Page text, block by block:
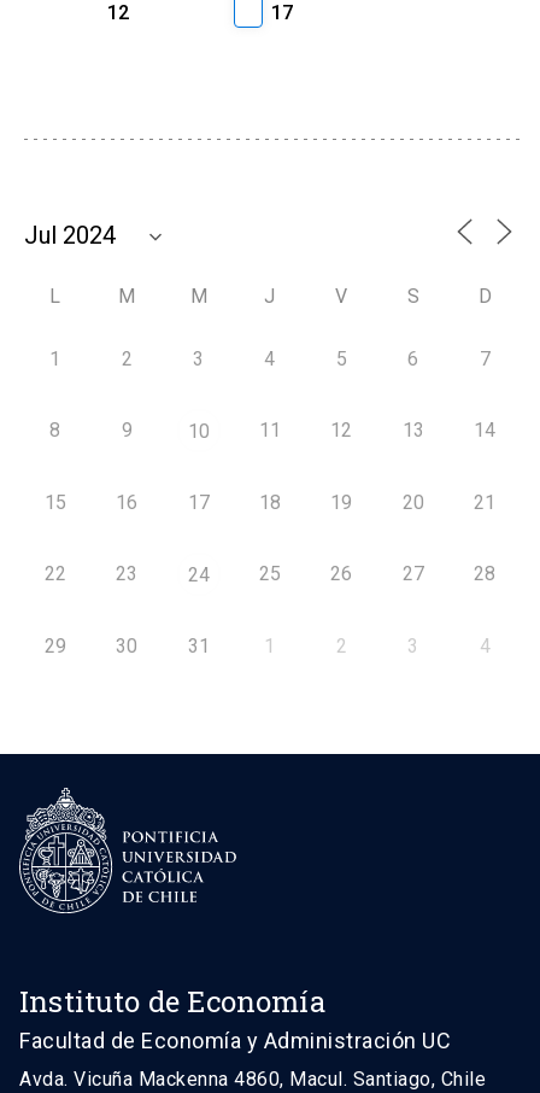
12
17
L M M J V S D
1 2 3 4 5 6 7
8 9 10 11 12 13 14
15 16 17 18 19 20 21
22 23 24 25 26 27 28
29 30 31 1 2 3 4
Instituto de Economía
Facultad de Economía y Administración UC
Avda. Vicuña Mackenna 4860, Macul. Santiago, Chile